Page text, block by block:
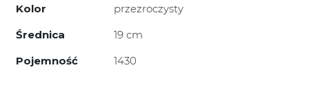
Kolor
przezroczysty
Średnica
19 cm
Pojemność
1430